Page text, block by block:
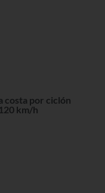
costa por ciclón
km/h